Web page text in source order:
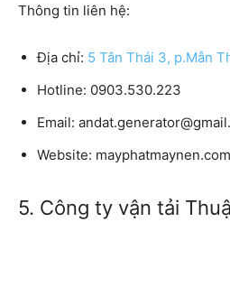
Thông tin liên hệ:
Địa chỉ: 5 Tân Thái 3, p.Mẫn
Hotline: 0903.530.223
Email:
Website: mayphatmaynen.com
5. Công ty vận tải